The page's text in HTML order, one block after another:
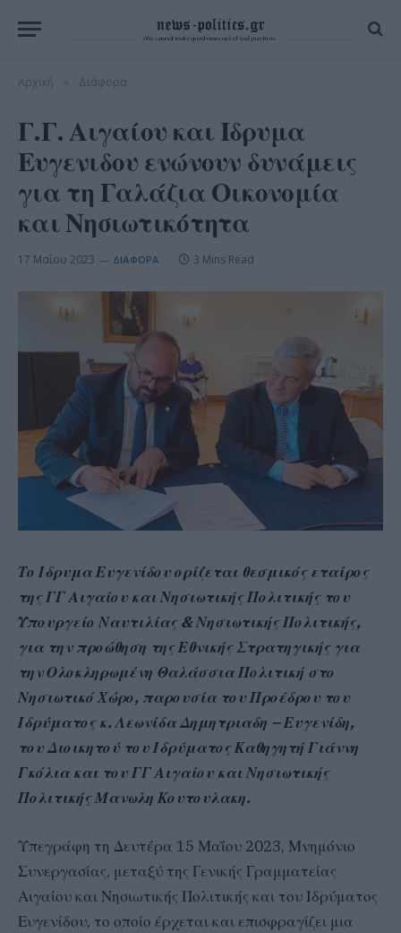
Αρχική Διάφορα
Γ.Γ. Αιγαίου και Ιδρυμα
Ευγενιδου ενώνουν δυνάμεις
για τη Γαλάζια Οικονομία
και Νησιωτικότητα
17 Μαΐου 2023 ΔΙΆΦΟΡΑ 3 Mins Read
Το Ιδρυμα Ευγενίδου ορίζεται θεσμικός εταίρος
της ΓΓ Αιγαίου και Νησιωτικής Πολιτικής του
Υπουργείο Ναυτιλίας & Νησιωτικής Πολιτικής,
για την προώθηση της Εθνικής Στρατηγικής για
την Ολοκληρωμένη Θαλάσσια Πολιτική στο
Νησιωτικό Χώρο, παρουσία του Προέδρου του
Ιδρύματος κ. Λεωνίδα Δημητριαδη – Ευγενίδη,
του Διοικητού του Ιδρύματος Καθηγητή Γιάννη
Γκόλια και του ΓΓ Αιγαίου και Νησιωτικής
Πολιτικής Μανωλη Κουτουλακη.
Υπεγράφη τη Δευτέρα 15 Μαΐου 2023, Μνημόνιο
Συνεργασίας, μεταξύ της Γενικής Γραμματείας
Αιγαίου και Νησιωτικής Πολιτικής και του Ιδρύματος
Ευγενίδου, το οποίο έρχεται και επισφραγίζει μια